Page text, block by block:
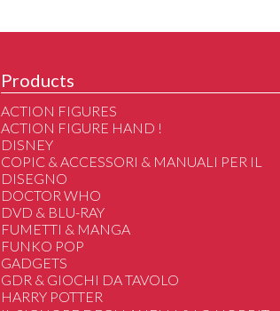
Products
ACTION FIGURES
ACTION FIGURE HAND !
DISNEY
COPIC & ACCESSORI & MANUALI PER IL
DISEGNO
DOCTOR WHO
DVD & BLU-RAY
FUMETTI & MANGA
FUNKO POP
GADGETS
GDR & GIOCHI DA TAVOLO
HARRY POTTER